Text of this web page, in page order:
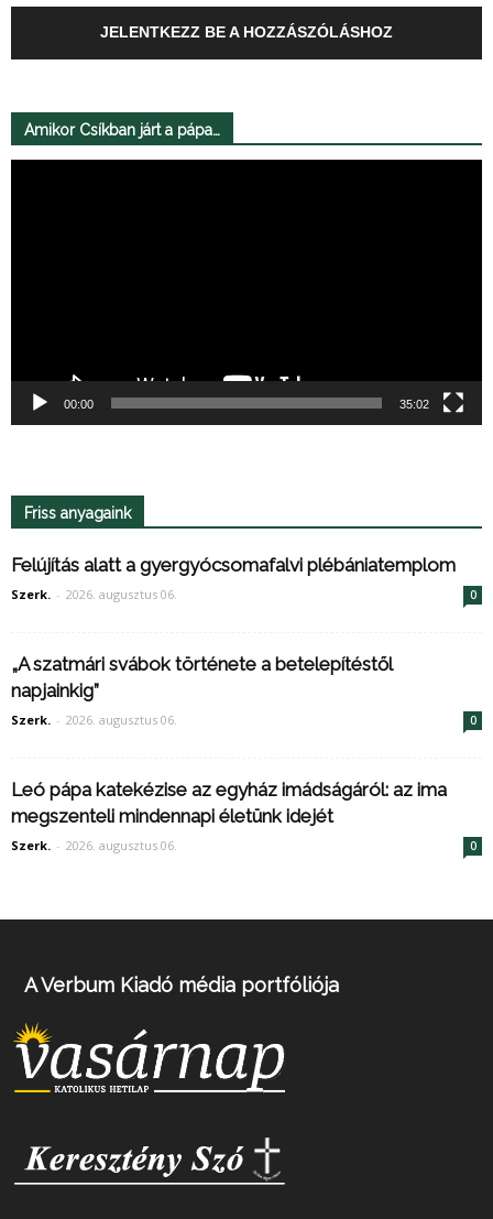
JELENTKEZZ BE A HOZZÁSZÓLÁSHOZ
Amikor Csíkban járt a pápa…
00:00 35:02
Friss anyagaink
Felújítás alatt a gyergyócsomafalvi plébániatemplom
Szerk. - 2026. augusztus 06. 0
„A szatmári svábok története a betelepítéstől
napjainkig”
Szerk. - 2026. augusztus 06. 0
Leó pápa katekézise az egyház imádságáról: az ima
megszenteli mindennapi életünk idejét
Szerk. - 2026. augusztus 06. 0
A Verbum Kiadó média portfóliója